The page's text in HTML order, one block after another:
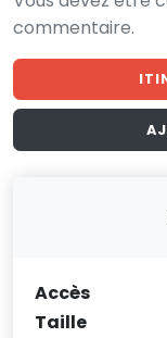
commentaire.
Accès
Taille